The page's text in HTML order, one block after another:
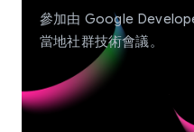
參加由 Google
當地社群技術會議。